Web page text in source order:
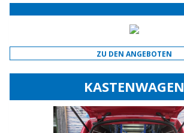
ZU DEN ANGEBOTEN
KASTENWAGEN